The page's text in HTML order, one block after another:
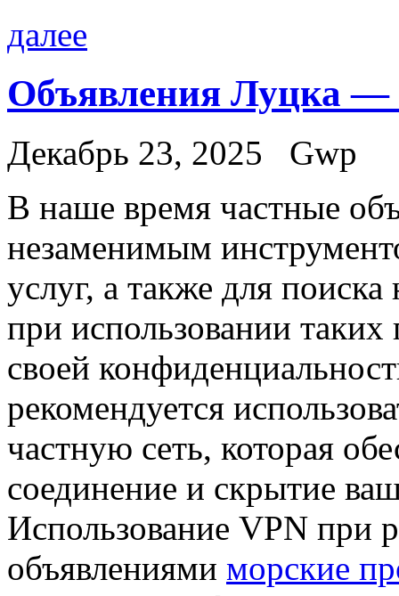
далее
Объявления Луцка —
Декабрь 23, 2025
Gwp
В нaшe врeмя чaстныe
незаменимым
услуг, а также для
при использовании
своей
рекомендуется
частную сеть, которая
соединение и скрытие
Использование VPN при
объявлениями морские